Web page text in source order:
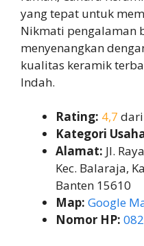
yang tepat untuk
Nikmati pengalaman
menyenangkan
kualitas keramik
Indah.
Rating: 4,7
Kategori
Alamat: Jl.
Kec. Balaraja,
Banten 15610
Map: Google
Nomor HP: